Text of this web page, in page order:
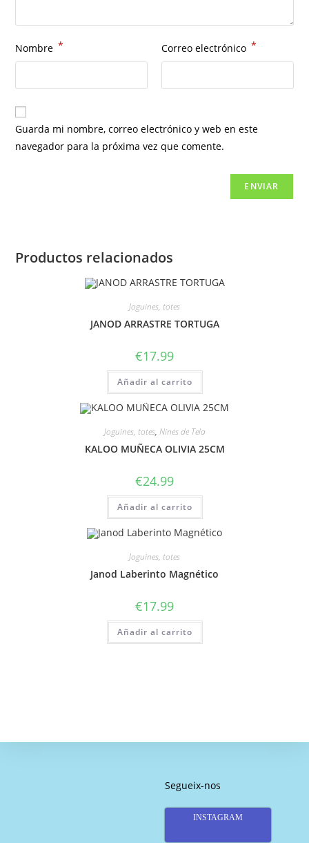
Nombre * Correo electrónico *
Guarda mi nombre, correo electrónico y web en este
navegador para la próxima vez que comente.
Productos relacionados
Joguines, totes
JANOD ARRASTRE TORTUGA
€17.99
Añadir al carrito
Joguines, totes, Nines de Tela
KALOO MUÑECA OLIVIA 25CM
€24.99
Añadir al carrito
Joguines, totes
Janod Laberinto Magnético
€17.99
Añadir al carrito
Segueix-nos
INSTAGRAM